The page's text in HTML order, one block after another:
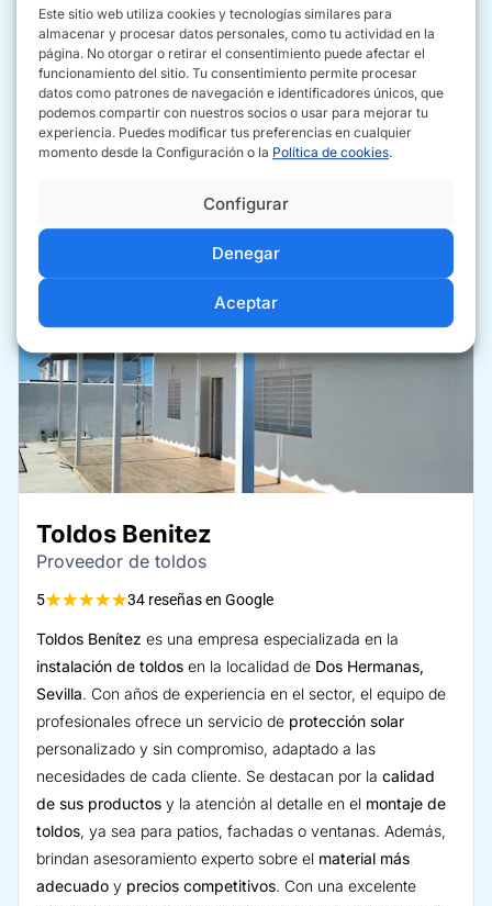
Este sitio web utiliza cookies y tecnologías similares para
almacenar y procesar datos personales, como tu actividad en la
página. No otorgar o retirar el consentimiento puede afectar el
funcionamiento del sitio. Tu consentimiento permite procesar
datos como patrones de navegación e identificadores únicos, que
podemos compartir con nuestros socios o usar para mejorar tu
experiencia. Puedes modificar tus preferencias en cualquier
momento desde la Configuración o la Política de cookies.
Aceptar
Denegar
Configurar
C. Carpintero, 18, 41100 Coria del Río, Sevilla
954 77 38 73
www.toldosromerosilva.es
CÓMO IR
Toldos Benitez
Proveedor de toldos
5★★★★★34 reseñas en Google
Toldos Benítez es una empresa especializada en la
instalación de toldos en la localidad de Dos Hermanas,
Sevilla. Con años de experiencia en el sector, el equipo de
profesionales ofrece un servicio de protección solar
personalizado y sin compromiso, adaptado a las
necesidades de cada cliente. Se destacan por la calidad
de sus productos y la atención al detalle en el montaje de
toldos, ya sea para patios, fachadas o ventanas. Además,
brindan asesoramiento experto sobre el material más
adecuado y precios competitivos. Con una excelente